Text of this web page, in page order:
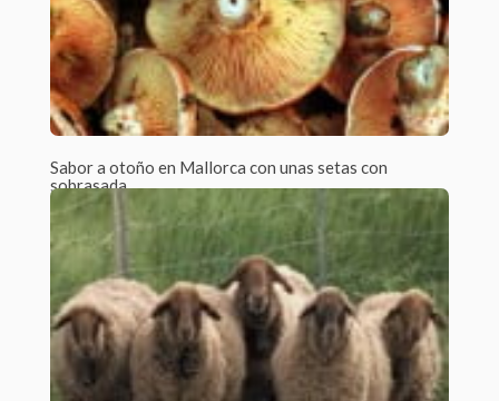
Sabor a otoño en Mallorca con unas setas con
sobrasada
Por Ecomallorca /
0 Comments
Estamos en pleno otoño y, con él, estamos inmersos en la
temporada del año...